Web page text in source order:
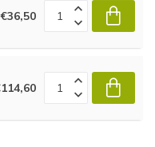
€36,50